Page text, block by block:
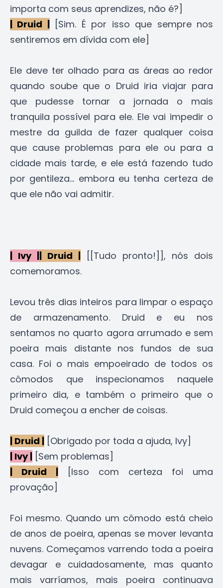
importa com seus aprendizes, não é?]
| Druid |[Sim. É por isso que sempre nos
sentiremos em dívida com ele]
Ele deve ter olhado para as áreas ao redor
quando soube que o Druid iria viajar para
que pudesse tornar a jornada o mais
tranquila possível para ele. Ele vai impedir o
mestre da guilda de fazer qualquer coisa
que cause problemas para ele ou para a
cidade mais tarde, e ele está fazendo tudo
por gentileza... embora eu tenha certeza de
que ele não vai admitir.
| Ivy || Druid | [[Tudo pronto!]], nós dois
comemoramos.
Levou três dias inteiros para limpar o espaço
de armazenamento. Druid e eu nos
sentamos no quarto agora arrumado e sem
poeira mais distante nos fundos de sua
casa. Foi o mais empoeirado de todos os
cômodos que inspecionamos naquele
primeiro dia, e também o primeiro que o
Druid começou a encher de coisas.
| Druid | [Obrigado por toda a ajuda, Ivy]
| Ivy | [Sem problemas]
| Druid | [Isso com certeza foi uma
provação]
Foi mesmo. Quando um cômodo está cheio
de anos de poeira, apenas se mover levanta
nuvens. Começamos varrendo toda a poeira
devagar e cuidadosamente, mas quanto
mais varríamos, mais poeira continuava